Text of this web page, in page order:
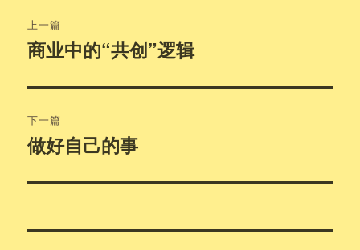
章
航
上一篇
上
文
章：
商业中的“共创”逻辑
下一篇
下
文
做好自己的事